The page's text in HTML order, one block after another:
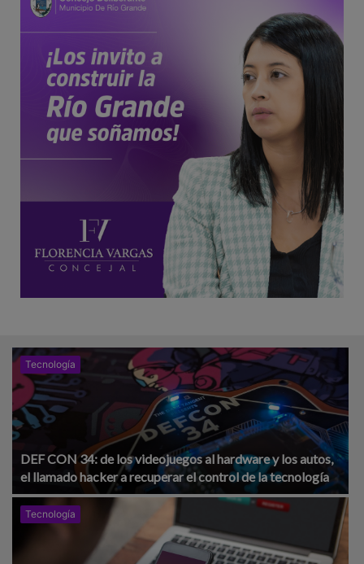
Tecnología
DEF CON 34: de los videojuegos al hardware y los autos,
el llamado hacker a recuperar el control de la tecnología
Tecnología